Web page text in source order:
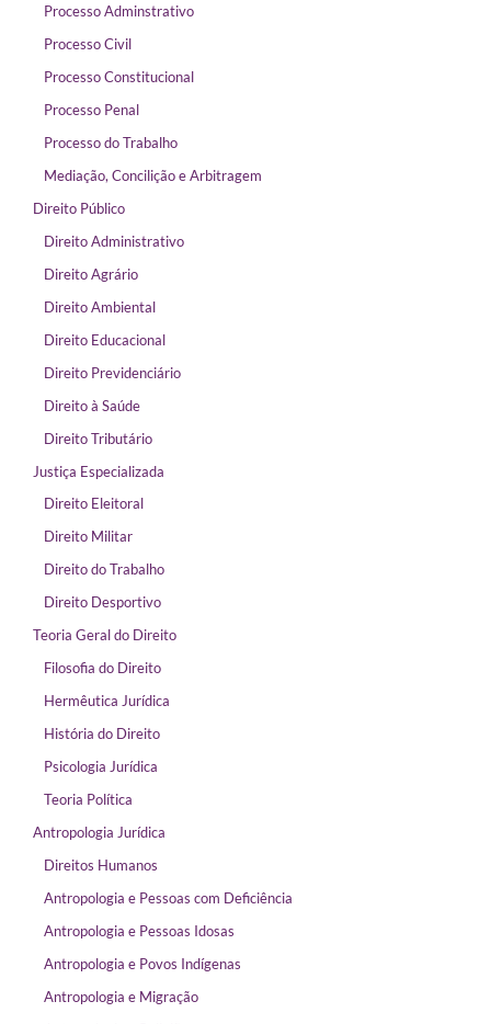
Processo Adminstrativo
Processo Civil
Processo Constitucional
Processo Penal
Processo do Trabalho
Mediação, Concilição e Arbitragem
Direito Público
Direito Administrativo
Direito Agrário
Direito Ambiental
Direito Educacional
Direito Previdenciário
Direito à Saúde
Direito Tributário
Justiça Especializada
Direito Eleitoral
Direito Militar
Direito do Trabalho
Direito Desportivo
Teoria Geral do Direito
Filosofia do Direito
Hermêutica Jurídica
História do Direito
Psicologia Jurídica
Teoria Política
Antropologia Jurídica
Direitos Humanos
Antropologia e Pessoas com Deficiência
Antropologia e Pessoas Idosas
Antropologia e Povos Indígenas
Antropologia e Migração